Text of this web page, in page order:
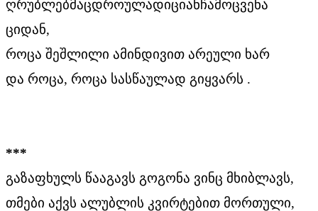
ღრუბლებმაცდროულადიციანჩამოცვენა
ციდან,
როცა შეშლილი ამინდივით არეული ხარ
და როცა, როცა სასწაულად გიყვარს .
***
გაზაფხულს წააგავს გოგონა ვინც მხიბლავს,
თმები აქვს ალუბლის კვირტებით მორთული,